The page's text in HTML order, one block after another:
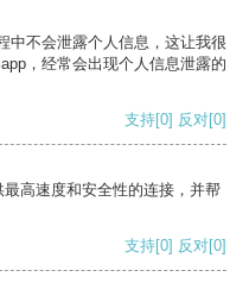
中不会泄露个人信息，这让我很
，经常会出现个人信息泄露的
支持[0] 反对[0]
高速度和安全性的连接，并帮
支持[0] 反对[0]